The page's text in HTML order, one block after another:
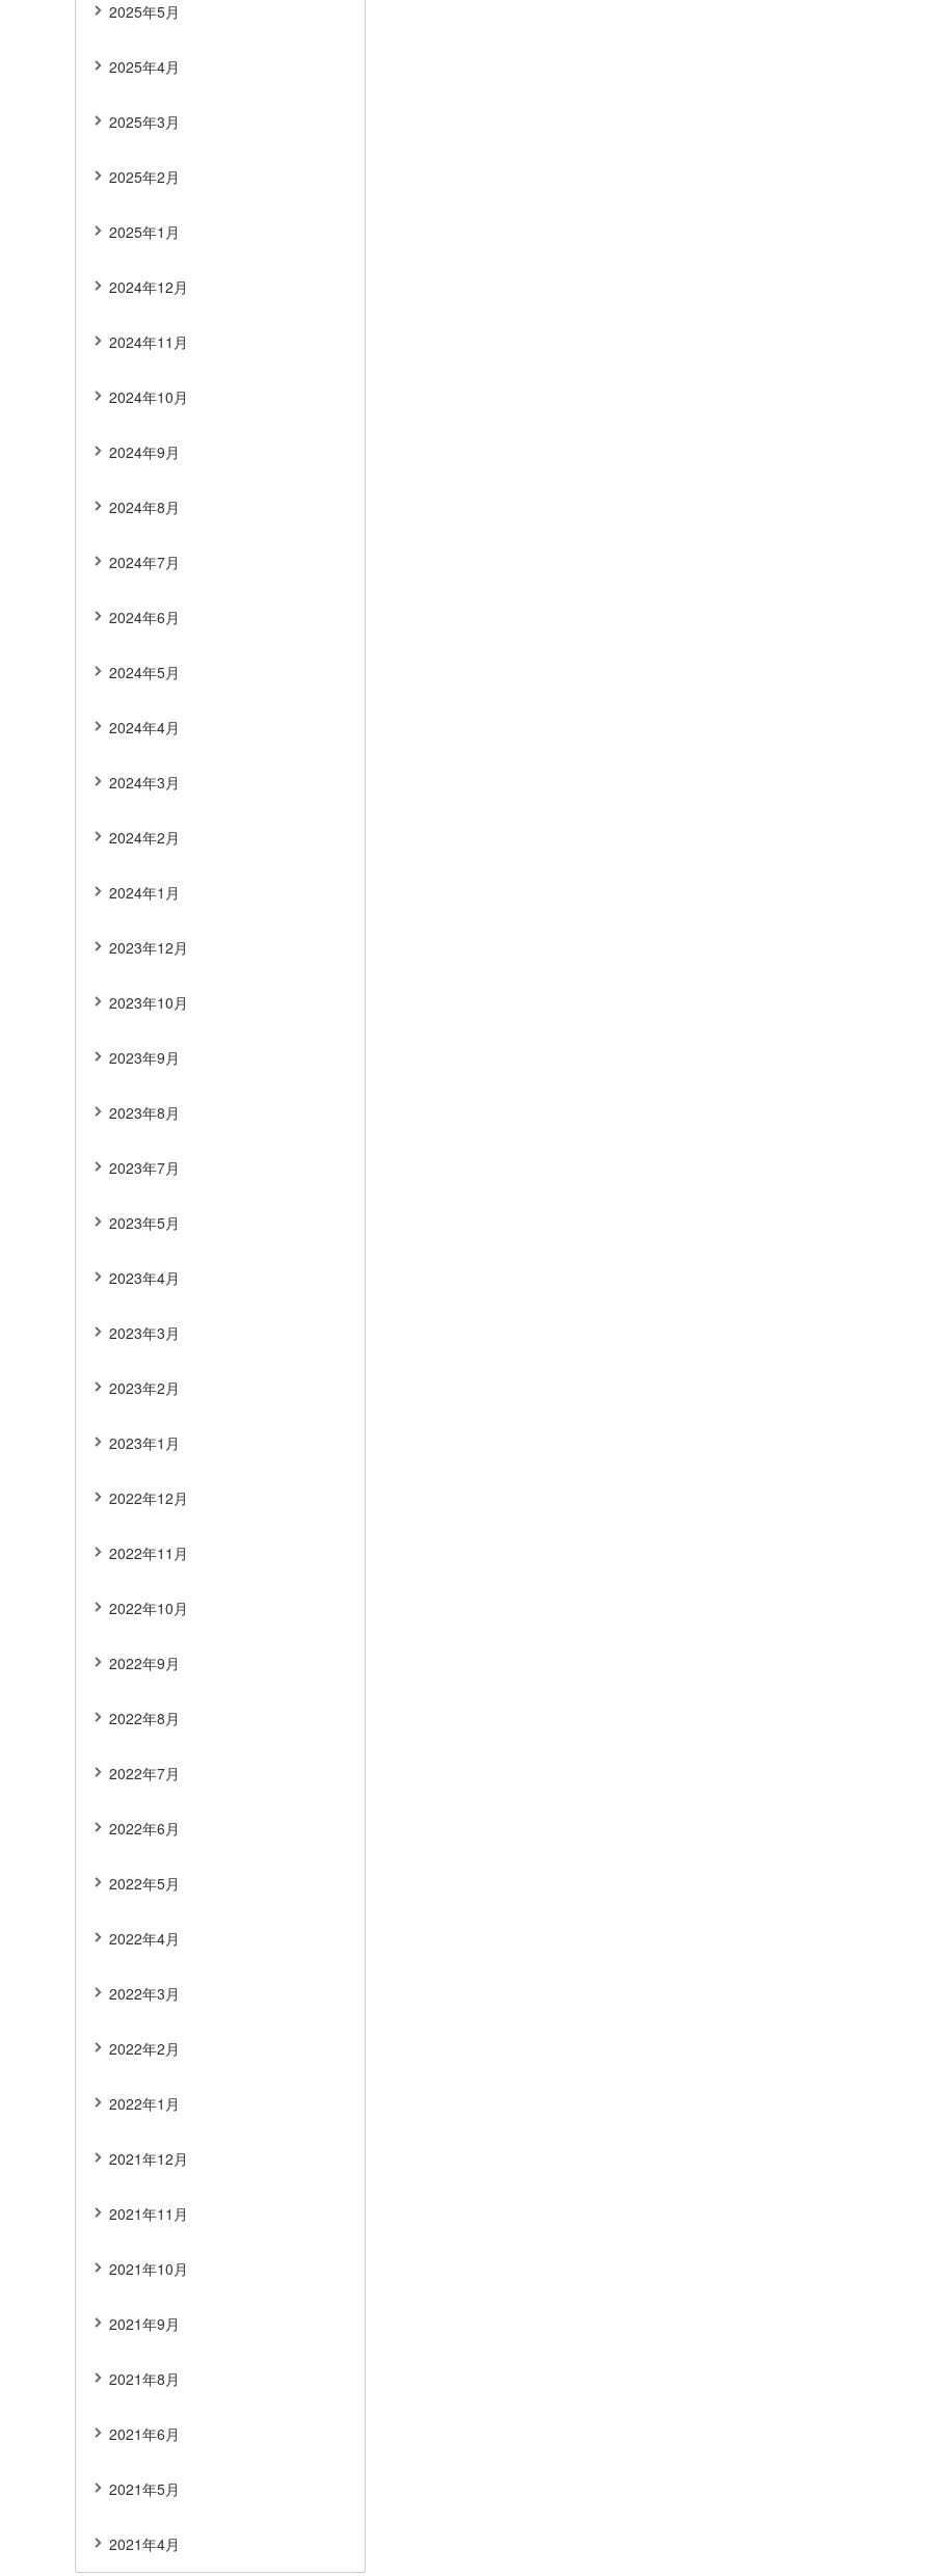
2025年5月
2025年4月
2025年3月
2025年2月
2025年1月
2024年12月
2024年11月
2024年10月
2024年9月
2024年8月
2024年7月
2024年6月
2024年5月
2024年4月
2024年3月
2024年2月
2024年1月
2023年12月
2023年10月
2023年9月
2023年8月
2023年7月
2023年5月
2023年4月
2023年3月
2023年2月
2023年1月
2022年12月
2022年11月
2022年10月
2022年9月
2022年8月
2022年7月
2022年6月
2022年5月
2022年4月
2022年3月
2022年2月
2022年1月
2021年12月
2021年11月
2021年10月
2021年9月
2021年8月
2021年6月
2021年5月
2021年4月